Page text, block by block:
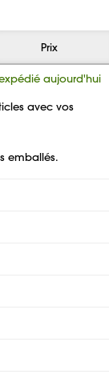
Prix
aujourd'hui
avec vos
emballés.